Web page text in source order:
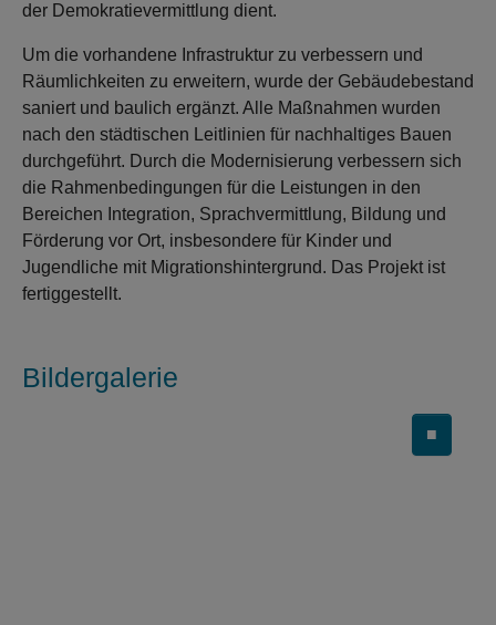
der Demokratievermittlung dient.
Um die vorhandene Infrastruktur zu verbessern und
Räumlichkeiten zu erweitern, wurde der Gebäudebestand
saniert und baulich ergänzt. Alle Maßnahmen wurden
nach den städtischen Leitlinien für nachhaltiges Bauen
durchgeführt. Durch die Modernisierung verbessern sich
die Rahmenbedingungen für die Leistungen in den
Bereichen Integration, Sprachvermittlung, Bildung und
Förderung vor Ort, insbesondere für Kinder und
Jugendliche mit Migrationshintergrund. Das Projekt ist
fertiggestellt.
Bildergalerie
■